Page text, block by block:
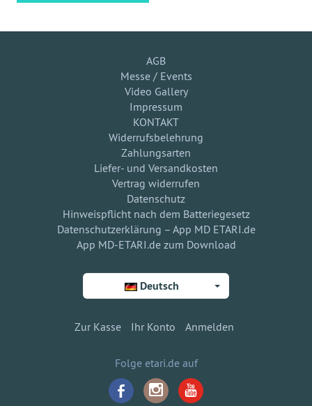
AGB
Messe / Events
Video Gallery
Impressum
KONTAKT
Widerrufsbelehrung
Zahlungsarten
Liefer- und Versandkosten
Vertrag widerrufen
Datenschutz
Hinweispflicht nach dem Batteriegesetz
Datenschutzerklärung – App MD ETARI.de
App MD-ETARI.de zum Download
Deutsch
Zur Kasse Ihr Konto Anmelden
Folge etari.de auf